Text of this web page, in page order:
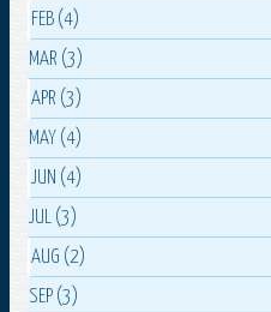
FEB (4)
MAR (3)
APR (3)
MAY (4)
JUN (4)
JUL (3)
AUG (2)
SEP (3)